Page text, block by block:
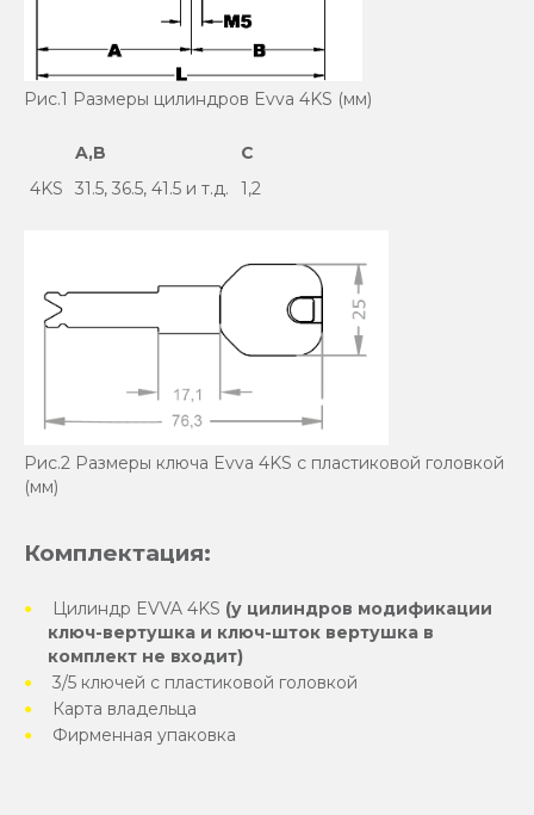
Рис.1 Размеры цилиндров Evva 4KS (мм)
A,B
C
4KS
31.5, 36.5, 41.5 и т.д. 1,2
Рис.2 Размеры ключа Evva 4KS с пластиковой головкой
(мм)
Комплектация:
Цилиндр EVVA 4KS (у цилиндров модификации
ключ-вертушка и ключ-шток вертушка в
комплект не входит)
3/5 ключей с пластиковой головкой
Карта владельца
Фирменная упаковка